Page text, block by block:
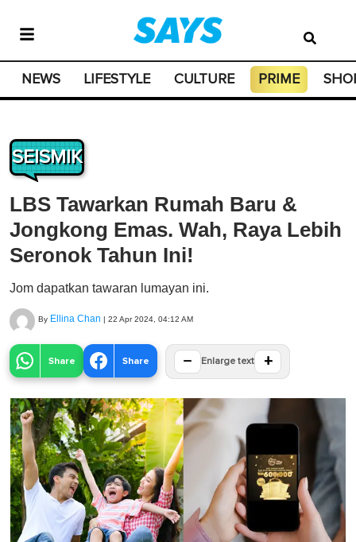
NEWS LIFESTYLE CULTURE PRIME
SEISMIK
LBS Tawarkan Rumah Baru &
Jongkong Emas. Wah, Raya Lebih
Seronok Tahun Ini!
Jom dapatkan tawaran lumayan ini.
By Ellina Chan | 22 Apr 2024, 04:12 AM
Share Share − Enlarge text +